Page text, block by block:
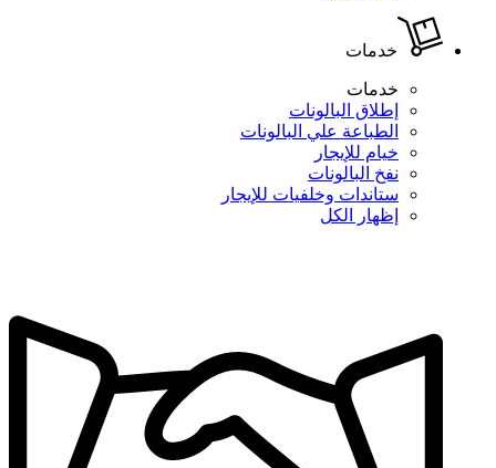
خدمات
خدمات
إطلاق البالونات
الطباعة علي البالونات
خيام للإيجار
نفخ البالونات
ستاندات وخلفيات للإيجار
إظهار الكل